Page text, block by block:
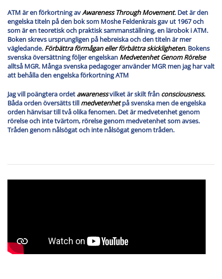
ATM är en förkortning avAwareness Through Movement. Det är den
engelska titeln på den bok som Moshe Feldenkrais gav ut 1967 och
som är en teoretisk och praktisk sammanställning, en lärobok i ATM.
Boken skrevs ursprungligen på hebreiska och den titeln är mer
vägledande. Förbättra förmågan eller förbättra skickligheten. Bokens
svenska översättning följer engelskan Medvetenhet Genom Rörelse
alltså MGR. Många svenska pedagoger använder MGR men jag har valt
att behålla den engelska förkortning ATM
Jag vill poängtera ordet awarenessvilket är skilt från consciousness.
Båda orden översätts till medvetenhetpå svenska men de engelska
orden hänvisar till två olika fenomen. Det är medvetenhet genom
rörelse och inte tvärtom, rörelse genom medvetenhet som avses.
Tråden genom nålsögat och inte nålsögat genom tråden.